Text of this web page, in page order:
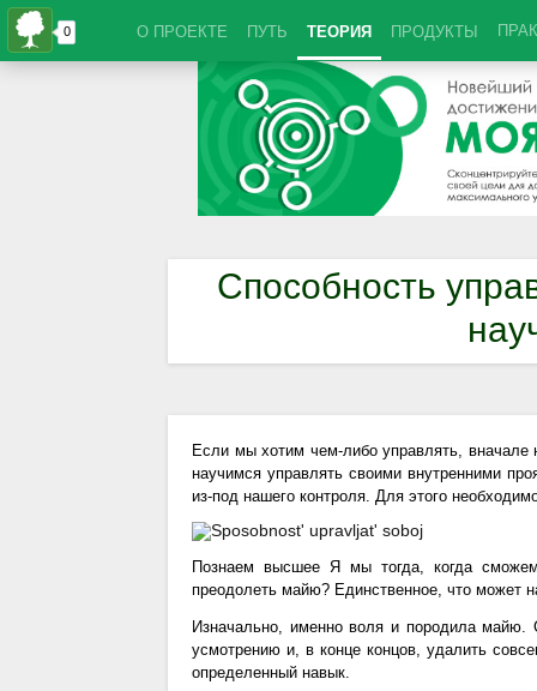
О ПРОЕКТЕ ПУТЬ ТЕОРИЯ ПРОДУКТЫ
Способность
Если мы хотим чем-либо управлять,
научимся управлять своими внутренними
из-под нашего контроля. Для этого
Познаем высшее Я мы тогда, когда
преодолеть майю? Единственное, что может
Изначально, именно воля и породила
усмотрению и, в конце концов, удалить
определенный навык.